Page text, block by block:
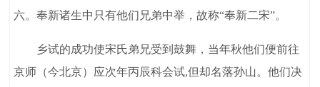
六。奉新诸生中只有他们兄弟中举，故称“奉新二宋”。
乡试的成功使宋氏弟兄受到鼓舞，当年秋他们便前往
京师（今北京）应次年丙辰科会试,但却名落孙山。他们决